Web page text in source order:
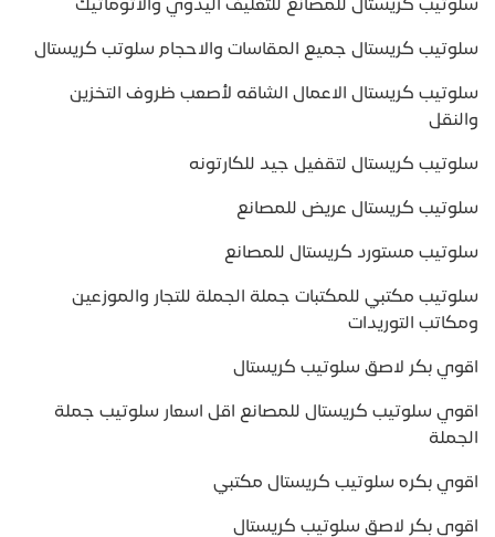
سلوتيب كريستال للمصانع للتغليف اليدوي والاتوماتيك
سلوتيب كريستال جميع المقاسات والاحجام سلوتب كريستال
سلوتيب كريستال الاعمال الشاقه لأصعب ظروف التخزين
والنقل
سلوتيب كريستال لتقفيل جيد للكارتونه
سلوتيب كريستال عريض للمصانع
سلوتيب مستورد كريستال للمصانع
سلوتيب مكتبي للمكتبات جملة الجملة للتجار والموزعين
ومكاتب التوريدات
اقوي بكر لاصق سلوتيب كريستال
اقوي سلوتيب كريستال للمصانع اقل اسعار سلوتيب جملة
الجملة
اقوي بكره سلوتيب كريستال مكتبي
اقوي بكر لاصق سلوتيب كريستال